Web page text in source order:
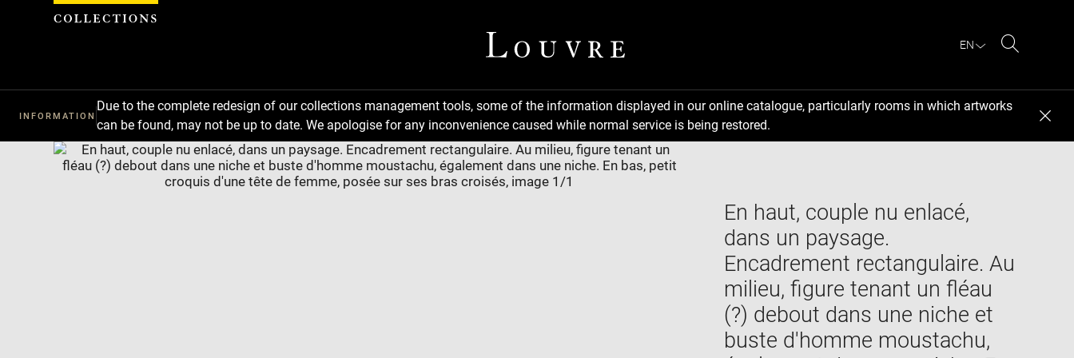
EN
INFORMATION
Due to the complete redesign of our collections management tools, some of the information displayed in our online catalogue, particularly rooms in which artworks
can be found, may not be up to date. We apologise for any inconvenience caused while normal service is being restored.
Download
Next
Previous
En haut, couple nu enlacé,
dans un paysage.
Encadrement rectangulaire. Au
milieu, figure tenant un fléau
(?) debout dans une niche et
buste d'homme moustachu,
Cookies management panel